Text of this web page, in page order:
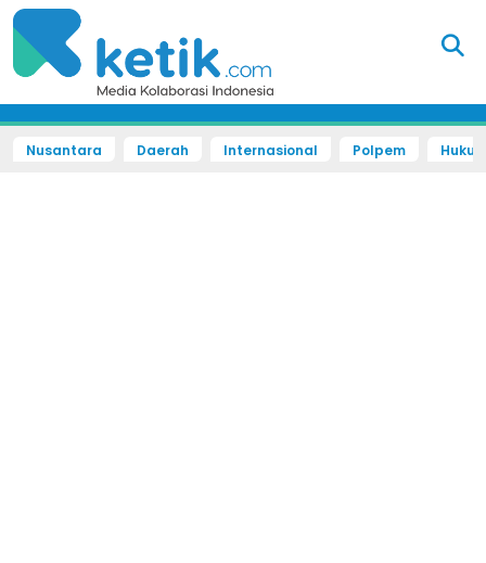
Nusantara Daerah Internasional Polpem